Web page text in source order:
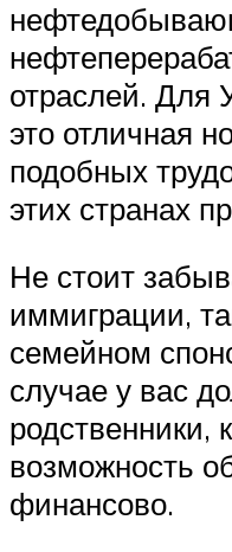
отраслей. Для
это отличная
подобных
этих странах
Не стоит
иммиграции,
семейном
случае у вас
родственники,
возможность
финансово.